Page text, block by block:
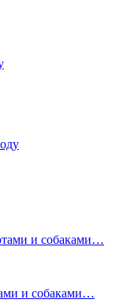
и собаками…
и собаками…